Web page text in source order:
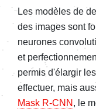
Les modèles de
des images sont
neurones
et
permis d'élargir
effectuer, mais
Mask R-CNN , le